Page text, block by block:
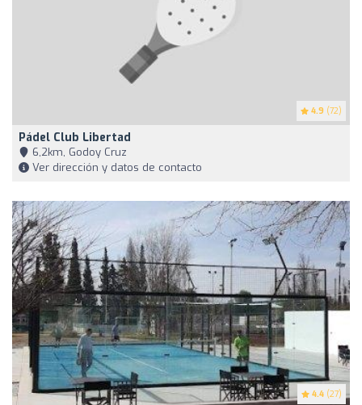
4.9 (72)
Pádel Club Libertad
6,2km, Godoy Cruz
Ver dirección y datos de contacto
4.4 (27)